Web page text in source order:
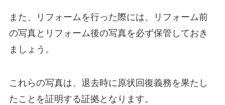
また、リフォームを行った際には、リフォーム前
の写真とリフォーム後の写真を必ず保管しておき
ましょう。
これらの写真は、退去時に原状回復義務を果たし
たことを証明する証拠となります。